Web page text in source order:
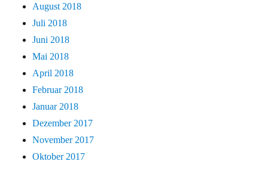
August 2018
Juli 2018
Juni 2018
Mai 2018
April 2018
Februar 2018
Januar 2018
Dezember 2017
November 2017
Oktober 2017